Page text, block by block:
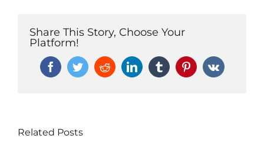
Share This Story, Choose Your
Platform!
FacebookTwitterRedditLinkedInTumblr Pinterest
Vk
Related Posts